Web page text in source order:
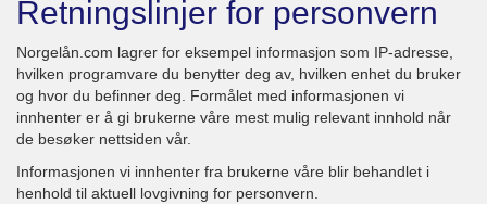
Retningslinjer for personvern
Norgelån.com lagrer for eksempel informasjon som IP-adresse,
hvilken programvare du benytter deg av, hvilken enhet du bruker
og hvor du befinner deg. Formålet med informasjonen vi
innhenter er å gi brukerne våre mest mulig relevant innhold når
de besøker nettsiden vår.
Informasjonen vi innhenter fra brukerne våre blir behandlet i
henhold til aktuell lovgivning for personvern.